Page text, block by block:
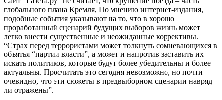
глобального плана Кремля, По мнению интернет-издания,
подобные события указывают на то, что в хорошо
проработанный сценарий будущих выборов жизнь может
легко внести существенные и неожиданные коррективы.
“Страх перед террористами может толкнуть сомневающихся в
объятья “партии власти”, а может и напротив заставить их
искать политиков, которые будут более убедительны и более
актуальны. Просчитать это сегодня невозможно, но почти
очевидно, что эти сюжеты в предвыборном сценарии навряд
ли отражены”.